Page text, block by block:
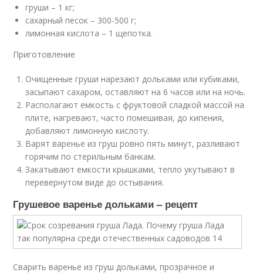
груши – 1 кг;
сахарный песок – 300-500 г;
лимонная кислота – 1 щепотка.
Приготовление
Очищенные груши нарезают дольками или кубиками,
засыпают сахаром, оставляют на 6 часов или на ночь.
Располагают емкость с фруктовой сладкой массой на
плите, нагревают, часто помешивая, до кипения,
добавляют лимонную кислоту.
Варят варенье из груш ровно пять минут, разливают
горячим по стерильным банкам.
Закатывают емкости крышками, тепло укутывают в
перевернутом виде до остывания.
Грушевое варенье дольками – рецепт
Сварить варенье из груш дольками, прозрачное и